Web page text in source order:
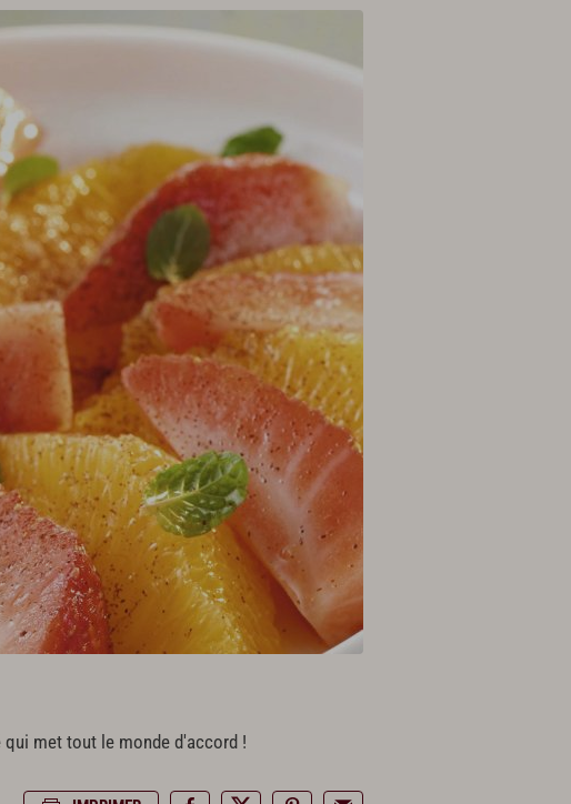
met tout le monde d'accord !